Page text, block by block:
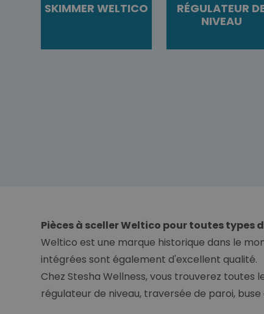
SKIMMER WELTICO
RÉGULATEUR
NIVEAU
Pièces à sceller Weltico pour toutes types
Weltico est une marque historique dans le
intégrées sont également d'excellent qualité.
Chez Stesha Wellness, vous trouverez
régulateur de niveau, traversée de paroi,